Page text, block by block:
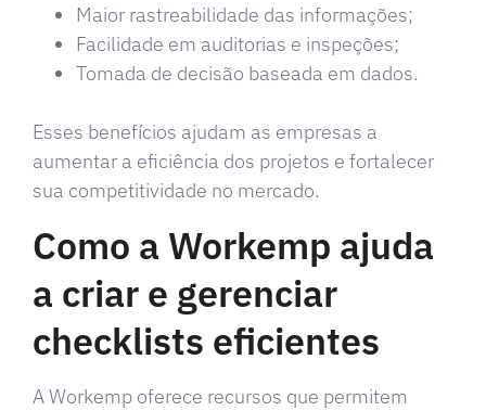
Maior rastreabilidade das informações;
Facilidade em auditorias e inspeções;
Tomada de decisão baseada em dados.
Esses benefícios ajudam as empresas a
aumentar a eficiência dos projetos e fortalecer
sua competitividade no mercado.
Como a Workemp ajuda
a criar e gerenciar
checklists eficientes
A Workemp oferece recursos que permitem